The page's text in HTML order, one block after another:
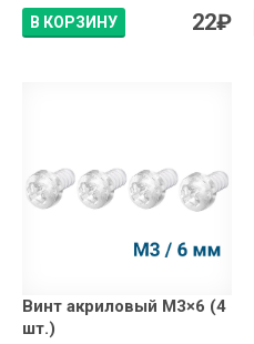
В КОРЗИНУ 22₽
Винт акриловый М3×6 (4
шт.)